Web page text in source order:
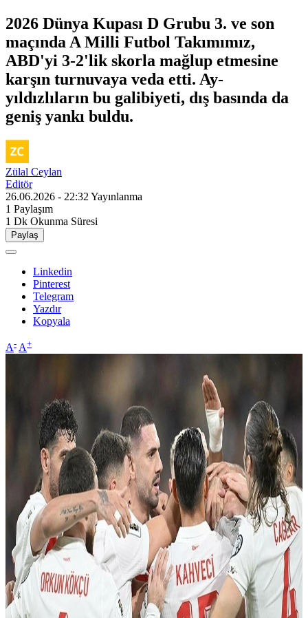
2026 Dünya Kupası D Grubu 3. ve son
maçında A Milli Futbol Takımımız,
ABD'yi 3-2'lik skorla mağlup etmesine
karşın turnuvaya veda etti. Ay-
yıldızlıların bu galibiyeti, dış basında da
geniş yankı buldu.
Zülal Ceylan
Editör
26.06.2026 - 22:32 Yayınlanma
1 Paylaşım
1 Dk Okunma Süresi
Paylaş
Linkedin
Pinterest
Telegram
Yazdır
Kopyala
A- A+